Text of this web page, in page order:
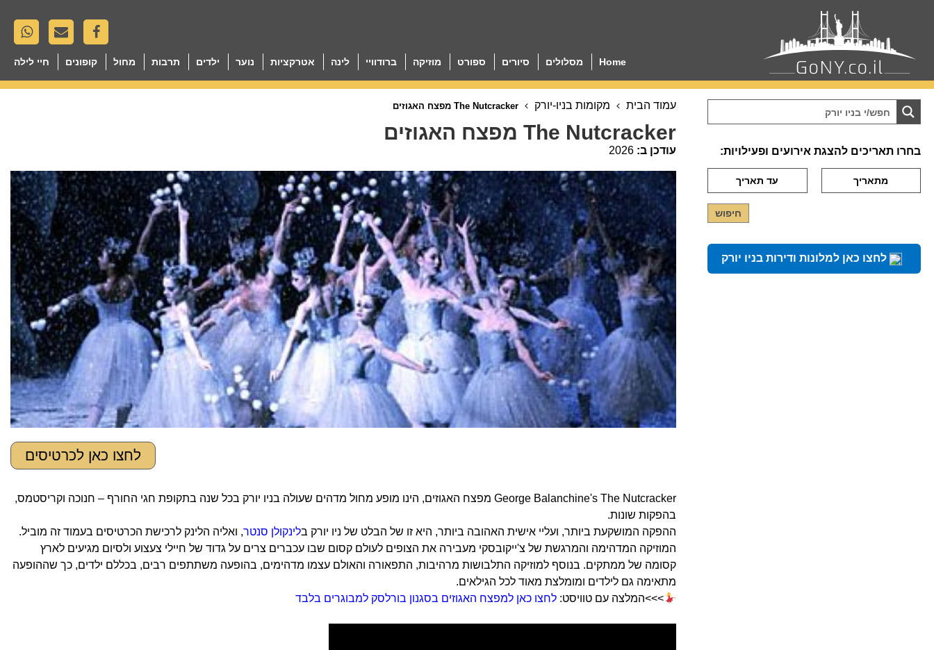
Home מסלולים סיורים ספורט מוזיקה ברודוויי לינה אטרקציות נוער ילדים תרבות מחול קופונים חיי לילה
עמוד הבית מקומות בניו-יורק
The Nutcracker מפצח האגוזים
עודכן ב: 2026
לחצו כאן לכרטיסים
George Balanchine's The Nutcracker מפצח האגוזים, הינו מופע מחול מדהים שעולה בניו יורק בכל שנה בתקופת חגי החורף – חנוכה וקריסטמס,
בהפקות שונות.
ההפקה המושקעת ביותר, ועליי אישית האהובה ביותר, היא זו של הבלט של ניו יורק בלינקולן סנטר, ואליה הלינק לרכישת הכרטיסים בעמוד זה מוביל.
המוזיקה המדהימה והמרגשת של צ'ייקובסקי מעבירה את הצופים לעולם קסום שבו עכברים צרים על גדוד של חיילי צעצוע ולסיום מגיעים לארץ
קסומה של ממתקים. בנוסף למוזיקה התלבושות מרהיבות, התפאורה והאולם עצמו מדהימים, בהופעה משתתפים רבים, בכללם ילדים, כך שההופעה
מתאימה גם לילדים ומומלצת מאוד לכל הגילאים.
>>>המלצה עם טוויסט: לחצו כאן למפצח האגוזים בסגנון בורלסק למבוגרים בלבד
בחרו תאריכים להצגת אירועים ופעילויות:
לחצו כאן למלונות ודירות בניו יורק